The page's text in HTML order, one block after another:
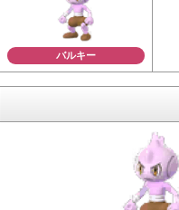
イベント参加前に図鑑の
と便利です。
ぜひご協力をお願いいた
バルキー